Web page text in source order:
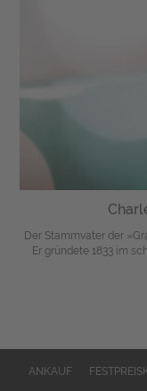
Der Stammvater der
Er gründete 1833 im
ANKAUF